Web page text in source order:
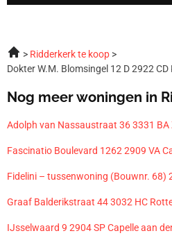
Ridderkerk te koop
Dokter W.M. Blomsingel 12 D 2922
Nog meer woningen in
Adolph van Nassaustraat 36 3331 BA
Fascinatio Boulevard 1262 2909 VA
Fidelini – tussenwoning (Bouwnr. 68)
Graaf Balderikstraat 44 3032 HC
IJsselwaard 9 2904 SP Capelle aan